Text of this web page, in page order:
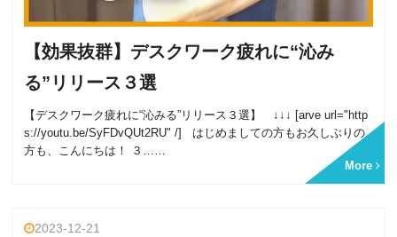
【効果抜群】デスクワーク疲れに“沁み
る”リリース３選
【デスクワーク疲れに“沁みる”リリース３選】 ↓↓↓ [arve url="http
s://youtu.be/SyFDvQUt2RU" /] はじめましての方もお久しぶりの
方も、こんにちは！ ３……
More
2023-12-21